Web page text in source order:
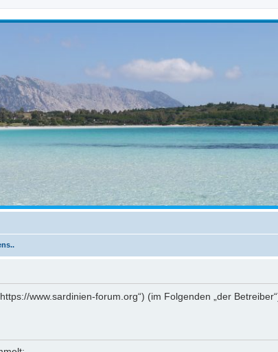
www.sardinien-forum.org“) (im Folgenden „der